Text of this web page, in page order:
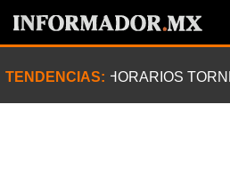
TENDENCIAS: HORARIOS